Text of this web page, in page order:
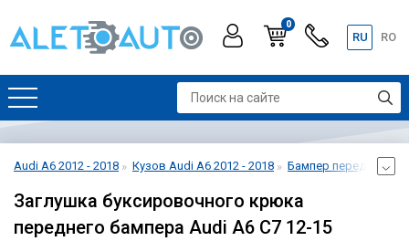
0
RU RO
Audi A6 2012 - 2018 Кузов Audi A6 2012 - 2018 Бампер передний
Заглушка буксировочного крюка
переднего бампера Audi A6 C7 12-15